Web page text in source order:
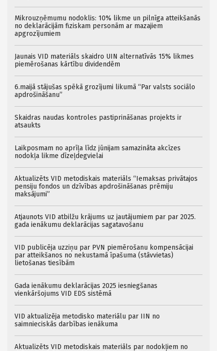
Mikrouzņēmumu nodoklis: 10% likme un pilnīga atteikšanās
no deklarācijām fiziskam personām ar mazajiem
apgrozījumiem
Jaunais VID materiāls skaidro UIN alternatīvās 15% likmes
piemērošanas kārtību dividendēm
6.maijā stājušas spēkā grozījumi likumā “Par valsts sociālo
apdrošināšanu”
Skaidras naudas kontroles pastiprināšanas projekts ir
atsaukts
Laikposmam no aprīļa līdz jūnijam samazināta akcīzes
nodokļa likme dīzeļdegvielai
Aktualizēts VID metodiskais materiāls “Iemaksas privātajos
pensiju fondos un dzīvības apdrošināšanas prēmiju
maksājumi”
Atjaunots VID atbilžu krājums uz jautājumiem par par 2025.
gada ienākumu deklarācijas sagatavošanu
VID publicēja uzziņu par PVN piemērošanu kompensācijai
par atteikšanos no nekustamā īpašuma (stāvvietas)
lietošanas tiesībām
Gada ienākumu deklarācijas 2025 iesniegšanas
vienkāršojums VID EDS sistēmā
VID aktualizēja metodisko materiālu par IIN no
saimnieciskās darbības ienākuma
Aktualizēts VID metodiskais materiāls par nodokļiem no